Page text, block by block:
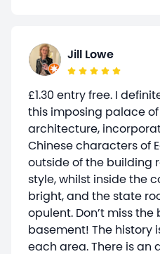
Jill Lowe
£1.30 entry free. I
this imposing palace of
architecture,
Chinese characters of
outside of the building
style, whilst inside the
bright, and the state
opulent. Don’t miss the
basement! The history
each area. There is an